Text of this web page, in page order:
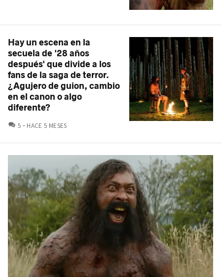
Hay un escena en la
secuela de '28 años
después' que divide a los
fans de la saga de terror.
¿Agujero de guion, cambio
en el canon o algo
diferente?
5 COMENTARIOS
HACE 5 MESES